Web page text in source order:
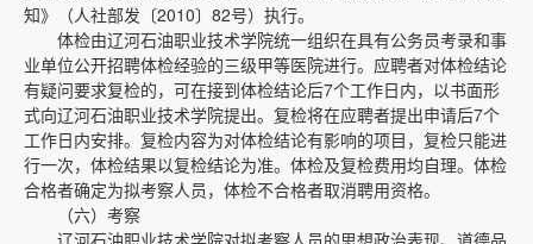
知》（人社部发〔2010〕82号）执行。
体检由辽河石油职业技术学院统一组织在具有公务员考录和事
业单位公开招聘体检经验的三级甲等医院进行。应聘者对体检结论
有疑问要求复检的，可在接到体检结论后7个工作日内，以书面形
式向辽河石油职业技术学院提出。复检将在应聘者提出申请后7个
工作日内安排。复检内容为对体检结论有影响的项目，复检只能进
行一次，体检结果以复检结论为准。体检及复检费用均自理。体检
合格者确定为拟考察人员，体检不合格者取消聘用资格。
（六）考察
辽河石油职业技术学院对拟考察人员的思想政治表现、道德品